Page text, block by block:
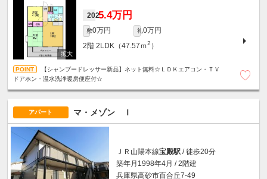
2025.4万円
敷0万円 礼0万円
2階 2LDK（47.57ｍ2 ）
【シャンプードレッサー新品】ネット無料☆ＬＤＫエアコン・ＴＶ
ドアホン・温水洗浄暖房便座付☆
アパート マ・メゾン Ｉ
ＪＲ山陽本線宝殿駅 / 徒歩20分
築年月1998年4月 / 2階建
兵庫県高砂市百合丘7-49